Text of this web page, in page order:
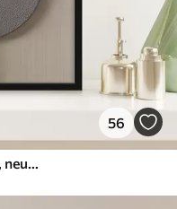
56
Reliefkreise und ein Ast in warmen, neutralen Farbtönen